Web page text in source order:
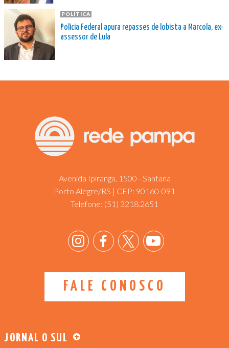
POLÍTICA
Polícia Federal apura repasses de lobista a Marcola, ex-
assessor de Lula
Avenida Ipiranga, 1500 - Santana
Porto Alegre/RS | CEP: 90160-091
Telefone: (51) 3218.2651
FALE CONOSCO
JORNAL O SUL